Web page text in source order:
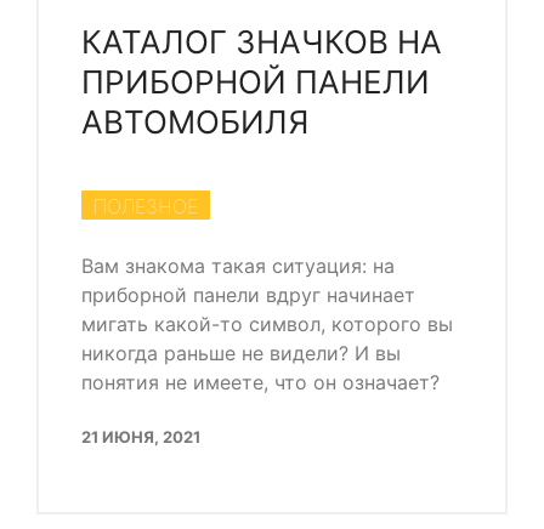
КАТАЛОГ ЗНАЧКОВ НА
ПРИБОРНОЙ ПАНЕЛИ
АВТОМОБИЛЯ
ПОЛЕЗНОЕ
Вам знакома такая ситуация: на
приборной панели вдруг начинает
мигать какой-то символ, которого вы
никогда раньше не видели? И вы
понятия не имеете, что он означает?
21 ИЮНЯ, 2021